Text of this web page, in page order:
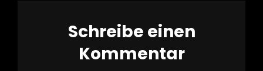
Schreibe einen
Kommentar